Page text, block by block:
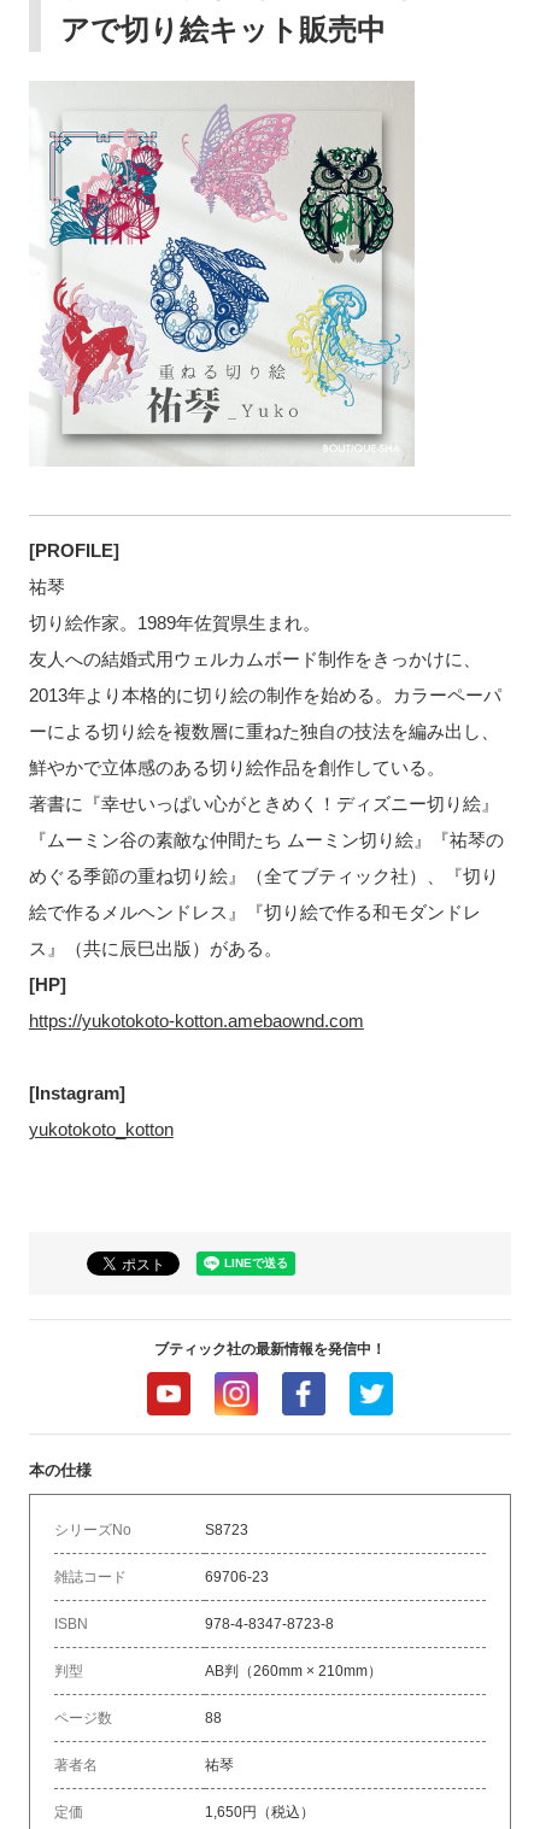
アで切り絵キット販売中
[PROFILE]
祐琴
切り絵作家。1989年佐賀県生まれ。
友人への結婚式用ウェルカムボード制作をきっかけに、
2013年より本格的に切り絵の制作を始める。カラーペーパ
ーによる切り絵を複数層に重ねた独自の技法を編み出し、
鮮やかで立体感のある切り絵作品を創作している。
著書に『幸せいっぱい心がときめく！ディズニー切り絵』
『ムーミン谷の素敵な仲間たち ムーミン切り絵』『祐琴の
めぐる季節の重ね切り絵』（全てブティック社）、『切り
絵で作るメルヘンドレス』『切り絵で作る和モダンドレ
ス』（共に辰巳出版）がある。
[HP]
https://yukotokoto-kotton.amebaownd.com
[Instagram]
yukotokoto_kotton
ブティック社の最新情報を発信中！
本の仕様
シリーズNo S8723
雑誌コード 69706-23
ISBN 978-4-8347-8723-8
判型 AB判（260mm × 210mm）
ページ数 88
著者名 祐琴
定価 1,650円（税込）